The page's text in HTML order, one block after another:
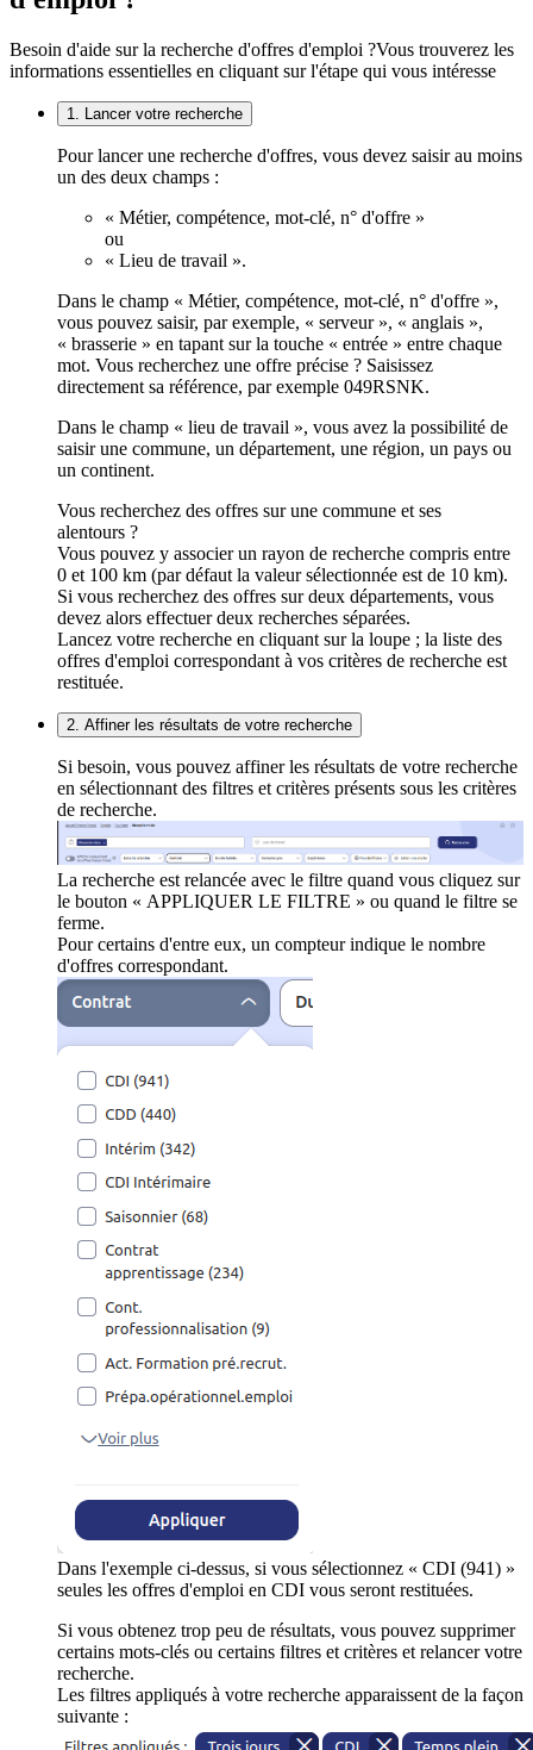
Besoin d'aide sur la recherche d'offres d'emploi ?Vous trouverez les
informations essentielles en cliquant sur l'étape qui vous intéresse
1. Lancer votre recherche
Pour lancer une recherche d'offres, vous devez saisir au moins
un des deux champs :
« Métier, compétence, mot-clé, n° d'offre »
ou
« Lieu de travail ».
Dans le champ « Métier, compétence, mot-clé, n° d'offre »,
vous pouvez saisir, par exemple, « serveur », « anglais »,
« brasserie » en tapant sur la touche « entrée » entre chaque
mot. Vous recherchez une offre précise ? Saisissez
directement sa référence, par exemple 049RSNK.
Dans le champ « lieu de travail », vous avez la possibilité de
saisir une commune, un département, une région, un pays ou
un continent.
Vous recherchez des offres sur une commune et ses
alentours ?
Vous pouvez y associer un rayon de recherche compris entre
0 et 100 km (par défaut la valeur sélectionnée est de 10 km).
Si vous recherchez des offres sur deux départements, vous
devez alors effectuer deux recherches séparées.
Lancez votre recherche en cliquant sur la loupe ; la liste des
offres d'emploi correspondant à vos critères de recherche est
restituée.
2. Affiner les résultats de votre recherche
Si besoin, vous pouvez affiner les résultats de votre recherche
en sélectionnant des filtres et critères présents sous les critères
de recherche.
La recherche est relancée avec le filtre quand vous cliquez sur
le bouton « APPLIQUER LE FILTRE » ou quand le filtre se
ferme.
Pour certains d'entre eux, un compteur indique le nombre
d'offres correspondant.
Dans l'exemple ci-dessus, si vous sélectionnez « CDI (941) »
seules les offres d'emploi en CDI vous seront restituées.
Si vous obtenez trop peu de résultats, vous pouvez supprimer
certains mots-clés ou certains filtres et critères et relancer votre
recherche.
Les filtres appliqués à votre recherche apparaissent de la façon
suivante :